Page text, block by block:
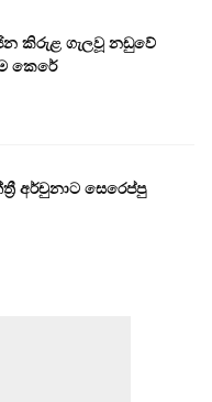
කිරුළ ගැලවූ නඩුවේ
කෙරේ
අර්චුනාට සෙරෙප්පු